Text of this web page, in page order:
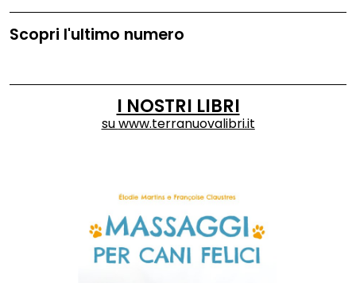
Scopri l'ultimo numero
I NOSTRI LIBRI
suwww.terranuovalibri.it